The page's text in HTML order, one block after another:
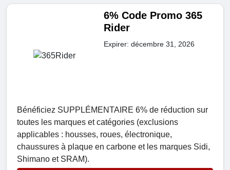
6% Code Promo 365
Rider
Expirer: décembre 31, 2026
Bénéficiez SUPPLÉMENTAIRE 6% de réduction sur
toutes les marques et catégories (exclusions
applicables : housses, roues, électronique,
chaussures à plaque en carbone et les marques Sidi,
Shimano et SRAM).